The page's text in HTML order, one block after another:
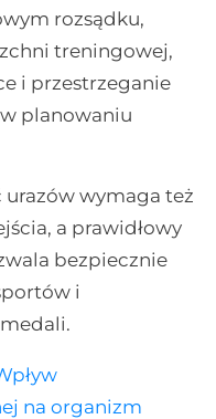
rozsądku,
treningowej,
i przestrzeganie
planowaniu
wymaga też
a prawidłowy
bezpiecznie
i
na organizm